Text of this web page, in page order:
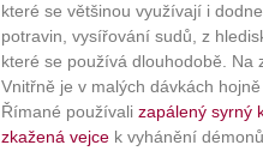
které se většinou využívají i
potravin, vysířování sudů, z
které se používá dlouhodobě. Na
Vnitřně je v malých dávkách
Římané používali zapálený syrný
zkažená vejce k vyhánění